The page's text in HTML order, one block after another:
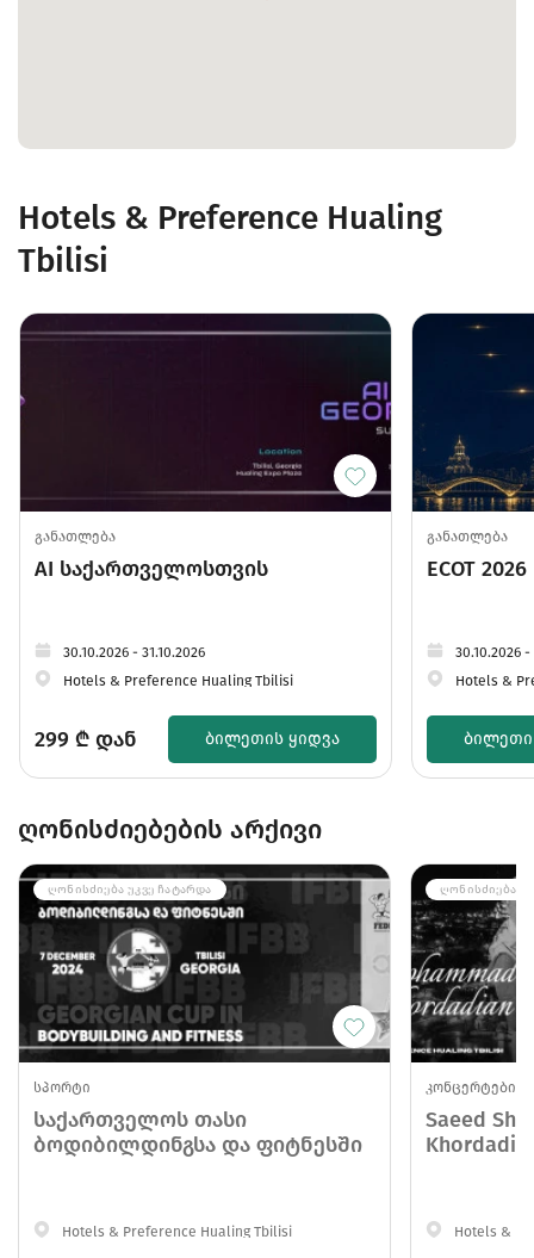
Hotels & Preference Hualing
Tbilisi
განათლება
AI საქართველოსთვის
30.10.2026 - 31.10.2026
Hotels & Preference Hualing Tbilisi
299 ₾ დან ᲑᲘᲚᲔᲗᲘᲡ ᲧᲘᲓᲕᲐ
განათლება
ECOT 2026
30.10.2026 -
Hotels &
ღონისძიებების არქივი
ᲦᲝᲜᲘᲡᲫᲘᲔᲑᲐ ᲣᲙᲕᲔ ᲩᲐᲢᲐᲠᲓᲐ
სპორტი
საქართველოს თასი
ბოდიბილდინგსა და ფიტნესში
Hotels & Preference Hualing Tbilisi
ᲦᲝᲜᲘᲡᲫᲘᲔᲑᲐ
კონცერტები
Saeed
Hotels &